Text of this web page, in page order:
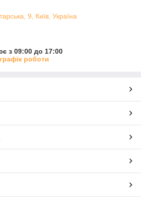
9, Київ, Україна
з 09:00 до 17:00
роботи